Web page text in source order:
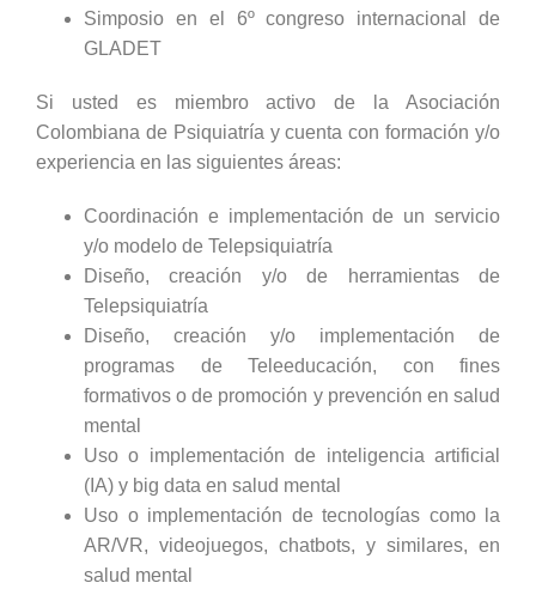
Simposio en el 6º congreso internacional de
GLADET
Si usted es miembro activo de la Asociación
Colombiana de Psiquiatría y cuenta con formación y/o
experiencia en las siguientes áreas:
Coordinación e implementación de un servicio
y/o modelo de Telepsiquiatría
Diseño, creación y/o de herramientas de
Telepsiquiatría
Diseño, creación y/o implementación de
programas de Teleeducación, con fines
formativos o de promoción y prevención en salud
mental
Uso o implementación de inteligencia artificial
(IA) y big data en salud mental
Uso o implementación de tecnologías como la
AR/VR, videojuegos, chatbots, y similares, en
salud mental